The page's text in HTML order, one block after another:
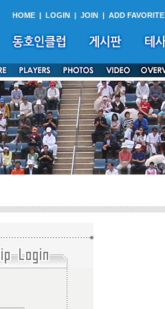
HOME | LOGIN | JOIN | ADD FAVORITE